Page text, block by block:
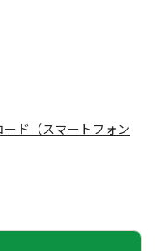
ド（スマートフォン